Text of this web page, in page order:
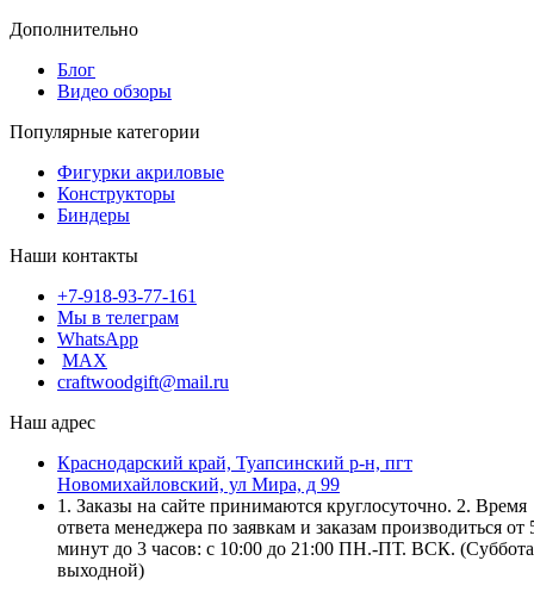
Дополнительно
Блог
Видео обзоры
Популярные категории
Фигурки акриловые
Конструкторы
Биндеры
Наши контакты
+7-918-93-77-161
Мы в телеграм
WhatsApp
MAX
craftwoodgift@mail.ru
Наш адрес
Краснодарский край, Туапсинский р-н, пгт
Новомихайловский, ул Мира, д 99
1. Заказы на сайте принимаются круглосуточно. 2. Время
ответа менеджера по заявкам и заказам производиться от
минут до 3 часов: с 10:00 до 21:00 ПН.-ПТ. ВСК. (Суббота
выходной)